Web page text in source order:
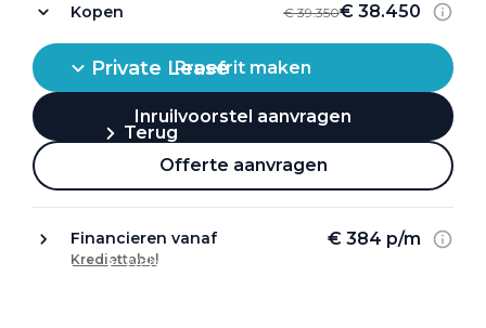
Private Lease
Terug
Website Pon Center Zakelijk
Kopen € 39.350€ 38.450
Proefrit maken
Inruilvoorstel aanvragen
Offerte aanvragen
Financieren vanaf € 384 p/m
Krediettabel